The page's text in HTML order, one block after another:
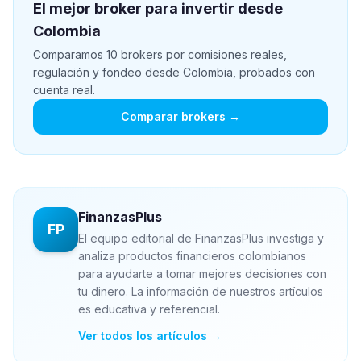
El mejor broker para invertir desde
Colombia
Comparamos 10 brokers por comisiones reales,
regulación y fondeo desde Colombia, probados con
cuenta real.
Comparar brokers →
FP
FinanzasPlus
El equipo editorial de FinanzasPlus investiga y
analiza productos financieros colombianos
para ayudarte a tomar mejores decisiones con
tu dinero. La información de nuestros artículos
es educativa y referencial.
Ver todos los artículos →